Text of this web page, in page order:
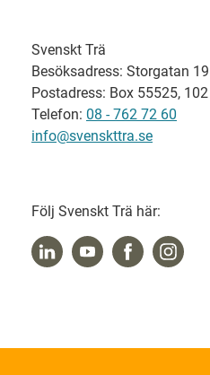
Svenskt Trä
Besöksadress: Storgatan 19
Postadress: Box 55525,
Telefon: 08 - 762 72 60
info@svenskttra.se
Följ Svenskt Trä här: